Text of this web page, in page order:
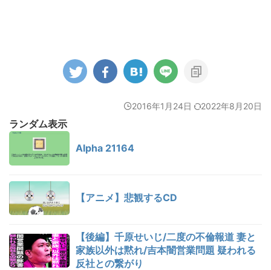
2016年1月24日 2022年8月20日
ランダム表示
Alpha 21164
【アニメ】悲観するCD
【後編】千原せいじ/二度の不倫報道 妻と
家族以外は黙れ/吉本闇営業問題 疑われる
反社との繋がり